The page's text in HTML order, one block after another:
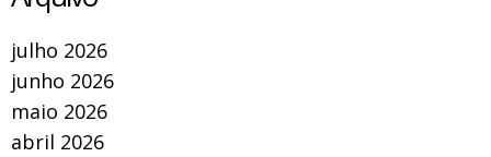
julho 2026
junho 2026
maio 2026
abril 2026